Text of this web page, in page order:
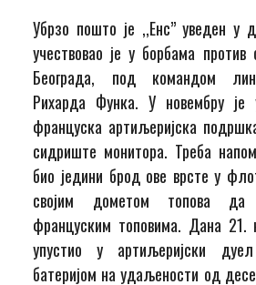
Убрзо пошто је ,,Енс” уведен у
учествовао је у борбама против
Београда, под командом
Рихарда Функа. У новембру је
француска артиљеријска
сидриште монитора. Треба
био једини брод ове врсте у
својим дометом топова да
француским топовима. Дана 21.
упустио у артиљеријски
батеријом на удаљености од